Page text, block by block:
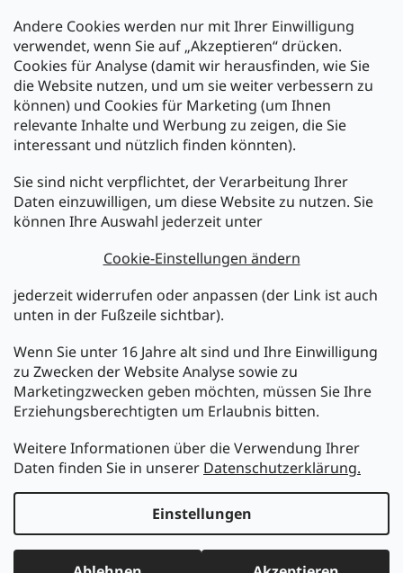
Andere Cookies werden nur mit Ihrer Einwilligung
verwendet, wenn Sie auf „Akzeptieren“ drücken.
Cookies für Analyse (damit wir herausfinden, wie Sie
die Website nutzen, und um sie weiter verbessern zu
können) und Cookies für Marketing (um Ihnen
relevante Inhalte und Werbung zu zeigen, die Sie
interessant und nützlich finden könnten).
Sie sind nicht verpflichtet, der Verarbeitung Ihrer
Daten einzuwilligen, um diese Website zu nutzen. Sie
können Ihre Auswahl jederzeit unter
Cookie-Einstellungen ändern
jederzeit widerrufen oder anpassen (der Link ist auch
unten in der Fußzeile sichtbar).
Wenn Sie unter 16 Jahre alt sind und Ihre Einwilligung
zu Zwecken der Website Analyse sowie zu
Marketingzwecken geben möchten, müssen Sie Ihre
Erziehungsberechtigten um Erlaubnis bitten.
Weitere Informationen über die Verwendung Ihrer
Daten finden Sie in unserer Datenschutzerklärung.
Einstellungen
Zahlarten:
Newsletter abonnieren
Legen Sie Ihre E-Mail ein und wir werden Ihnen Informationen
über neue Produkte in unserem E-Shop zusenden.
E-Mail
Melden Sie sich jetzt für den mükra Newsletter an,
kostenlos und jederzeit kündbar! Mit der Anmeldung zum
Newsletter bestätigen Sie Ihr Einverständnis mit der
Datenschutzerklärung.
ANMELDEN
Copyright 2026MüKRA electronic Vertriebs GmbH. Alle